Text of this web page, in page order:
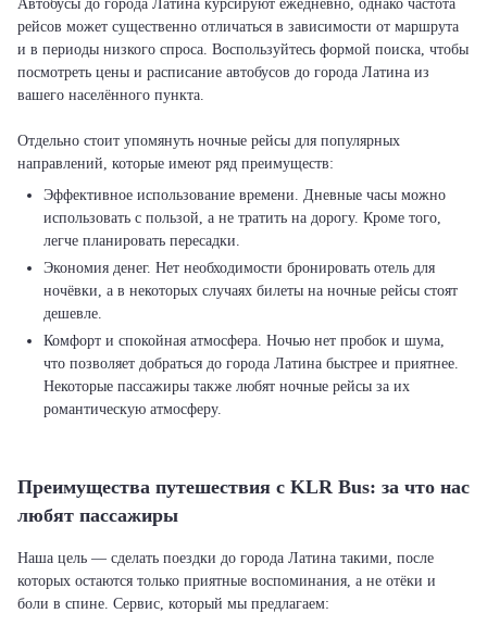
Автобусы до города Латина курсируют ежедневно, однако частота
рейсов может существенно отличаться в зависимости от маршрута
и в периоды низкого спроса. Воспользуйтесь формой поиска, чтобы
посмотреть цены и расписание автобусов до города Латина из
вашего населённого пункта.
Отдельно стоит упомянуть ночные рейсы для популярных
Эффективное использование времени. Дневные часы можно
использовать с пользой, а не тратить на дорогу. Кроме того,
легче планировать пересадки.
Экономия денег. Нет необходимости бронировать отель для
ночёвки, а в некоторых случаях билеты на ночные рейсы стоят
дешевле.
Комфорт и спокойная атмосфера. Ночью нет пробок и шума,
что позволяет добраться до города Латина быстрее и приятнее.
Некоторые пассажиры также любят ночные рейсы за их
романтическую атмосферу.
Преимущества путешествия с KLR Bus: за что нас
любят пассажиры
Наша цель — сделать поездки до города Латина такими, после
которых остаются только приятные воспоминания, а не отёки и